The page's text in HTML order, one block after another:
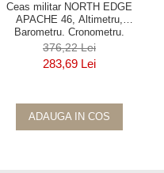
Ceas militar NORTH EDGE
APACHE 46, Altimetru,
Barometru, Cronometru,
Termometru, Pedometru, Busola
376,22 Lei
283,69 Lei
ADAUGA IN COS